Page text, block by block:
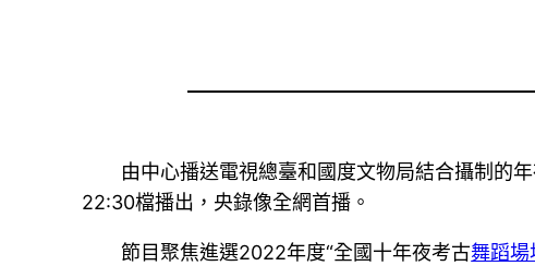
由中心播送電視總臺和國度文物局結合攝制的
22:30檔播出，央錄像全網首播。
節目聚焦進選2022年度“全國十年夜考古舞蹈場